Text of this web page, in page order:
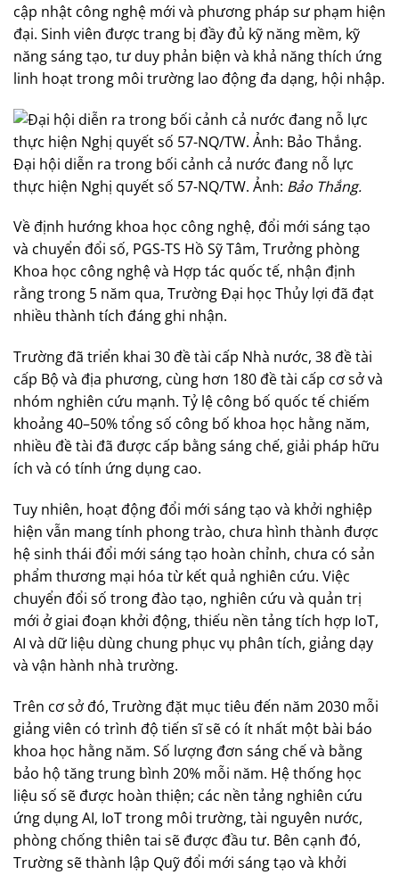
cập nhật công nghệ mới và phương pháp sư phạm hiện
đại. Sinh viên được trang bị đầy đủ kỹ năng mềm, kỹ
năng sáng tạo, tư duy phản biện và khả năng thích ứng
linh hoạt trong môi trường lao động đa dạng, hội nhập.
Đại hội diễn ra trong bối cảnh cả nước đang nỗ lực
thực hiện Nghị quyết số 57-NQ/TW. Ảnh: Bảo Thắng.
Về định hướng khoa học công nghệ, đổi mới sáng tạo
và chuyển đổi số, PGS-TS Hồ Sỹ Tâm, Trưởng phòng
Khoa học công nghệ và Hợp tác quốc tế, nhận định
rằng trong 5 năm qua, Trường Đại học Thủy lợi đã đạt
nhiều thành tích đáng ghi nhận.
Trường đã triển khai 30 đề tài cấp Nhà nước, 38 đề tài
cấp Bộ và địa phương, cùng hơn 180 đề tài cấp cơ sở và
nhóm nghiên cứu mạnh. Tỷ lệ công bố quốc tế chiếm
khoảng 40–50% tổng số công bố khoa học hằng năm,
nhiều đề tài đã được cấp bằng sáng chế, giải pháp hữu
ích và có tính ứng dụng cao.
Tuy nhiên, hoạt động đổi mới sáng tạo và khởi nghiệp
hiện vẫn mang tính phong trào, chưa hình thành được
hệ sinh thái đổi mới sáng tạo hoàn chỉnh, chưa có sản
phẩm thương mại hóa từ kết quả nghiên cứu. Việc
chuyển đổi số trong đào tạo, nghiên cứu và quản trị
mới ở giai đoạn khởi động, thiếu nền tảng tích hợp IoT,
AI và dữ liệu dùng chung phục vụ phân tích, giảng dạy
và vận hành nhà trường.
Trên cơ sở đó, Trường đặt mục tiêu đến năm 2030 mỗi
giảng viên có trình độ tiến sĩ sẽ có ít nhất một bài báo
khoa học hằng năm. Số lượng đơn sáng chế và bằng
bảo hộ tăng trung bình 20% mỗi năm. Hệ thống học
liệu số sẽ được hoàn thiện; các nền tảng nghiên cứu
ứng dụng AI, IoT trong môi trường, tài nguyên nước,
phòng chống thiên tai sẽ được đầu tư. Bên cạnh đó,
Trường sẽ thành lập Quỹ đổi mới sáng tạo và khởi